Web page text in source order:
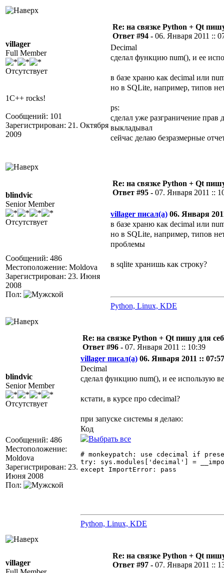
villager
Full Member
Отсутствует
1C++ rocks!
Сообщений: 101
Зарегистрирован: 21. Октября
2009
Re: на связке Python + Qt
Ответ #94 - 06. Января 2011 ::
Decimal
сделал функцию num(), и ее
в базе храню как decimal или
но в SQLite, например, типов
ps:
сделал уже разграничение прав
выкладывал
сейчас делаю безразмерные
blindvic
Senior Member
Отсутствует
Сообщений: 486
Местоположение: Moldova
Зарегистрирован: 23. Июня
2008
Пол:
Re: на связке Python + Qt
Ответ #95 - 07. Января 2011 ::
villager писал(а) 06. Января
в базе храню как decimal или
но в SQLite, например, типов
проблемы
в sqlite хранишь как строку?
Python, Linux, KDE
blindvic
Senior Member
Отсутствует
Сообщений: 486
Местоположение:
Moldova
Зарегистрирован: 23.
Июня 2008
Пол:
Re: на связке Python + Qt пишу для
Ответ #96 - 07. Января 2011 :: 10:39
villager писал(а) 06. Января 2011 ::
Decimal
сделал функцию num(), и ее использую
кстати, в курсе про cdecimal?
при запуске системы я делаю:
Код
# monkeypatch: use cdecimal if
try: sys.modules['decimal'] =
except ImportError: pass
Python, Linux, KDE
villager
Re: на связке Python + Qt
Ответ #97 - 07. Января 2011 ::